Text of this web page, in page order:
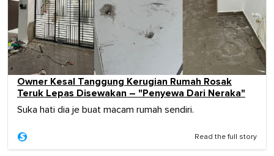
Owner Kesal Tanggung Kerugian Rumah Rosak
Teruk Lepas Disewakan – "Penyewa Dari Neraka"
Suka hati dia je buat macam rumah sendiri.
Read the full story